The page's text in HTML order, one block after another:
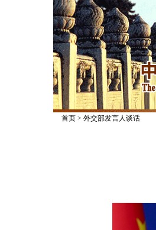
首页> 外交部发言人谈话